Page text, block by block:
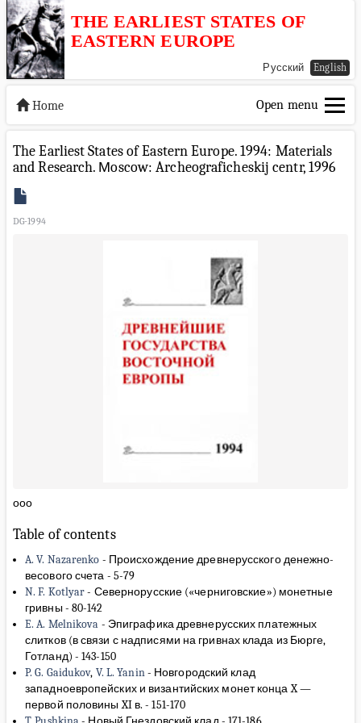
THE EARLIEST STATES OF
EASTERN EUROPE
Русский English
Home Open menu
The Earliest States of Eastern Europe. 1994: Materials
and Research. Мoscow: Archeograficheskij centr, 1996
DG-1994
ооо
Table of contents
A. V. Nazarenko - Происхождение древнерусского денежно-
весового счета - 5-79
N. F. Kotlyar - Севернорусские («черниговские») монетные
гривны- 80-142
E. A. Melnikova - Эпиграфика древнерусских платежных
слитков (в связи с надписями на гривнах клада из Бюрге,
Готланд) - 143-150
P. G. Gaidukov, V. L. Yanin- Новгородский клад
западноевропейских и византийских монет конца X —
первой половины XI в.- 151-170